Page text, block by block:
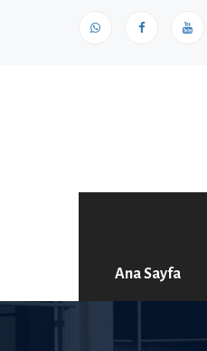
Ana Sayfa